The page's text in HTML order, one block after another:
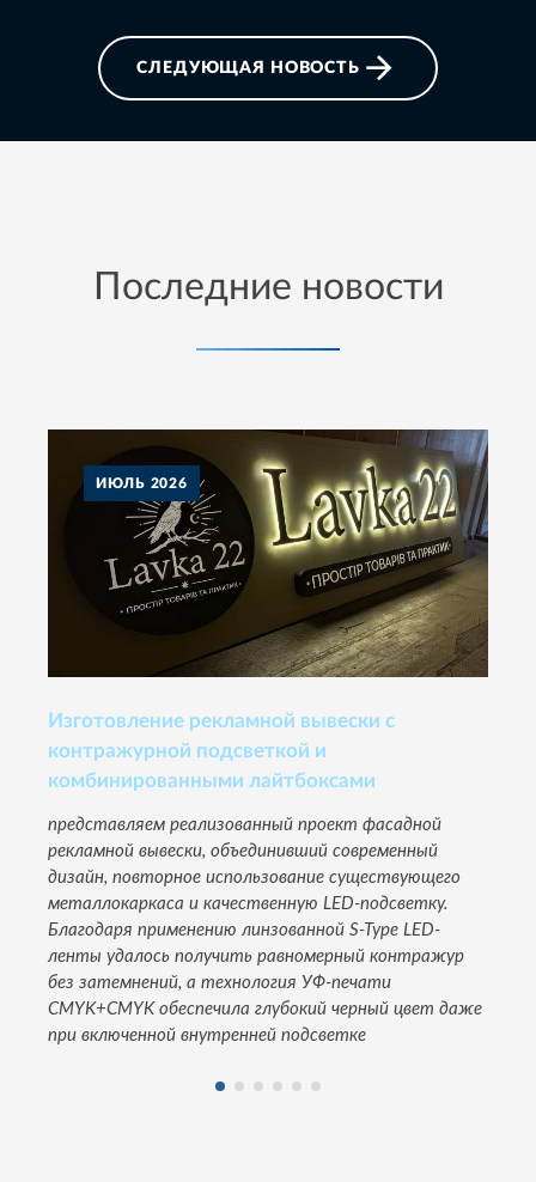
СЛЕДУЮЩАЯ НОВОСТЬ
Последние новости
ИЮЛЬ 2026
Изготовление рекламной вывески с
контражурной подсветкой и
комбинированными лайтбоксами
представляем реализованный проект фасадной
рекламной вывески, объединивший современный
дизайн, повторное использование существующего
металлокаркаса и качественную LED-подсветку.
Благодаря применению линзованной S-Type LED-
ленты удалось получить равномерный контражур
без затемнений, а технология УФ-печати
CMYK+CMYK обеспечила глубокий черный цвет даже
при включенной внутренней подсветке